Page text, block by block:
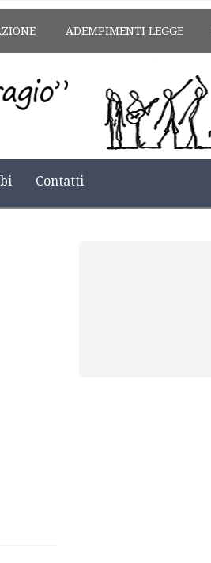
ADEMPIMENTI LEGGE
Contatti